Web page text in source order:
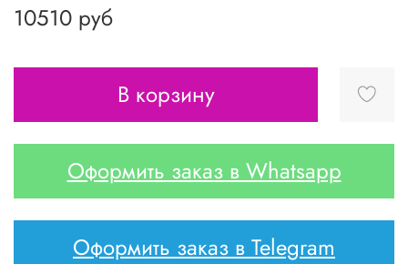
10510 руб
В корзину
Оформить заказ в Whatsapp
Оформить заказ в Telegram